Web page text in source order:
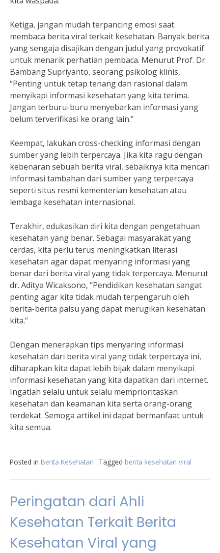
Ketiga, jangan mudah terpancing emosi saat
membaca berita viral terkait kesehatan. Banyak berita
yang sengaja disajikan dengan judul yang provokatif
untuk menarik perhatian pembaca. Menurut Prof. Dr.
Bambang Supriyanto, seorang psikolog klinis,
“Penting untuk tetap tenang dan rasional dalam
menyikapi informasi kesehatan yang kita terima.
Jangan terburu-buru menyebarkan informasi yang
belum terverifikasi ke orang lain.”
Keempat, lakukan cross-checking informasi dengan
sumber yang lebih terpercaya. Jika kita ragu dengan
kebenaran sebuah berita viral, sebaiknya kita mencari
informasi tambahan dari sumber yang terpercaya
seperti situs resmi kementerian kesehatan atau
lembaga kesehatan internasional.
Terakhir, edukasikan diri kita dengan pengetahuan
kesehatan yang benar. Sebagai masyarakat yang
cerdas, kita perlu terus meningkatkan literasi
kesehatan agar dapat menyaring informasi yang
benar dari berita viral yang tidak terpercaya. Menurut
dr. Aditya Wicaksono, “Pendidikan kesehatan sangat
penting agar kita tidak mudah terpengaruh oleh
berita-berita palsu yang dapat merugikan kesehatan
kita.”
Dengan menerapkan tips menyaring informasi
kesehatan dari berita viral yang tidak terpercaya ini,
diharapkan kita dapat lebih bijak dalam menyikapi
informasi kesehatan yang kita dapatkan dari internet.
Ingatlah selalu untuk selalu memprioritaskan
kesehatan dan keamanan kita serta orang-orang
terdekat. Semoga artikel ini dapat bermanfaat untuk
kita semua.
Posted in Berita Kesehatan Tagged berita kesehatan viral
Peringatan dari Ahli
Kesehatan Terkait Berita
Kesehatan Viral yang